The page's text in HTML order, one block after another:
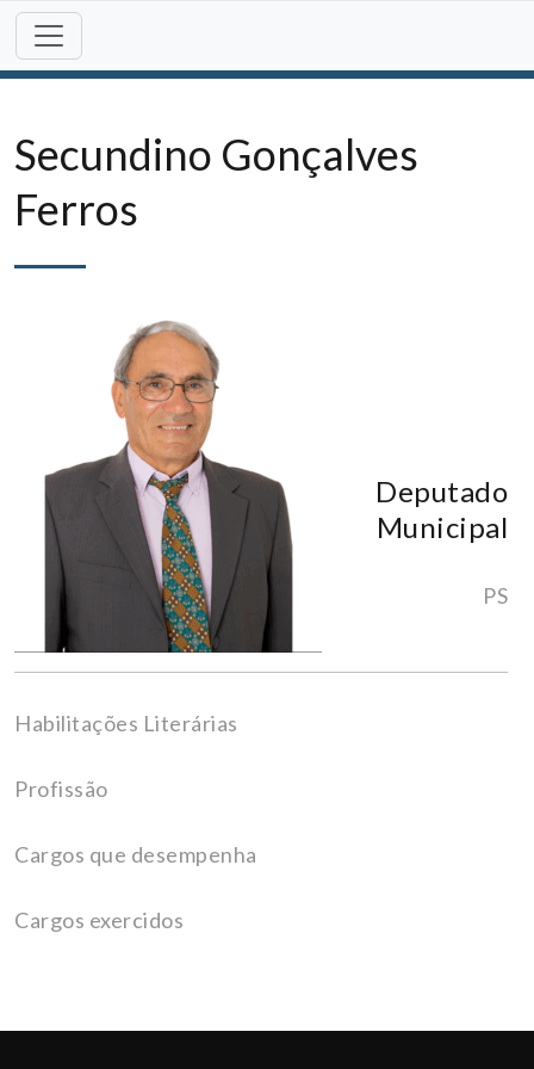
Skip
content
Secundino Gonçalves
Ferros
Deputado
Municipal
PS
Habilitações Literárias
Profissão
Cargos que desempenha
Cargos exercidos